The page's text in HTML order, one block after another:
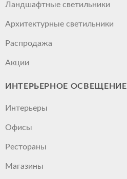
Ландшафтные светильники
Архитектурные светильники
Распродажа
Акции
ИНТЕРЬЕРНОЕ ОСВЕЩЕНИЕ
Интерьеры
Офисы
Рестораны
Магазины